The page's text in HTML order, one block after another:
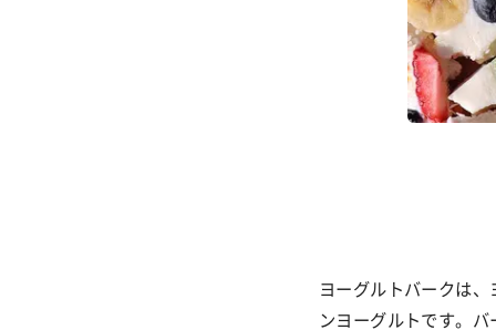
ヨーグルトバークは
ンヨーグルトです。